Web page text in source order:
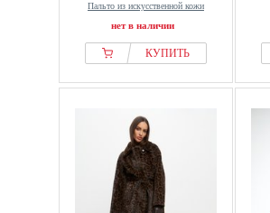
Пальто из искусственной кожи
нет в наличии
КУПИТЬ